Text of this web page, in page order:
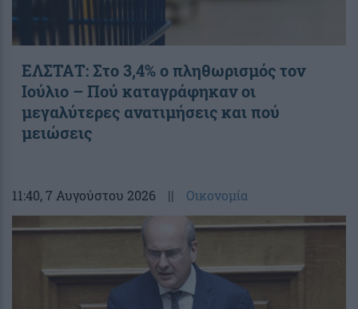
ΕΛΣΤΑΤ: Στο 3,4% ο πληθωρισμός τον
Ιούλιο – Πού καταγράφηκαν οι
μεγαλύτερες ανατιμήσεις και πού
μειώσεις
11:40, 7 Αυγούστου 2026 || Οικονομία